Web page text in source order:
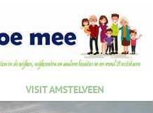
VISIT AMSTELVEEN